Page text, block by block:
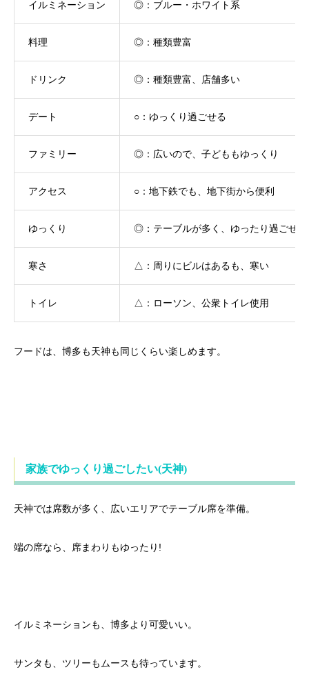
イルミネーション ◎：ブルー・ホワイト系
料理 ◎：種類豊富
ドリンク ◎：種類豊富、店舗多い
デート ○：ゆっくり過ごせる
ファミリー ◎：広いので、子どももゆっくり
アクセス ○：地下鉄でも、地下街から便利
ゆっくり ◎：テーブルが多く、ゆったり過ごせる
寒さ △：周りにビルはあるも、寒い
トイレ △：ローソン、公衆トイレ使用
フードは、博多も天神も同じくらい楽しめます。
家族でゆっくり過ごしたい(天神)
天神では席数が多く、広いエリアでテーブル席を準備。
端の席なら、席まわりもゆったり!
イルミネーションも、博多より可愛いい。
サンタも、ツリーもムースも待っています。